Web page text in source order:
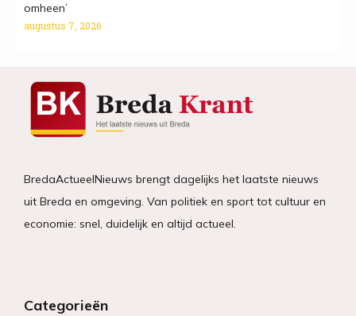
omheen’
augustus 7, 2026
BredaActueelNieuws brengt dagelijks het laatste nieuws
uit Breda en omgeving. Van politiek en sport tot cultuur en
economie: snel, duidelijk en altijd actueel.
Categorieën